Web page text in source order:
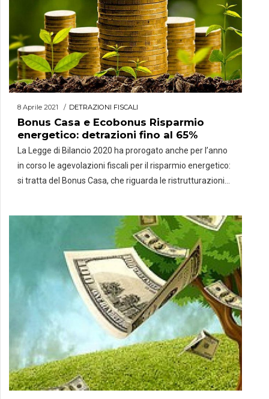
8 Aprile 2021 DETRAZIONI FISCALI
Bonus Casa e Ecobonus Risparmio
energetico: detrazioni fino al 65%
La Legge di Bilancio 2020 ha prorogato anche per l’anno
in corso le agevolazioni fiscali per il risparmio energetico:
si tratta del Bonus Casa, che riguarda le ristrutturazioni
miglioramento dell’efficienza energetica degli edifici.
Vediamo nel dettaglio di cosa si tratta e chi […]